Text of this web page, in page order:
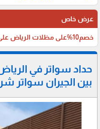
عرض خاص
خصم10%على مظلات الرياض على مظلات السيارات
حداد سواتر في
بين الجيران سواتر